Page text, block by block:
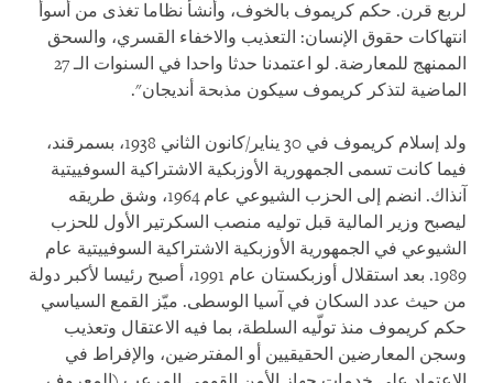
لربع قرن. حكم كريموف بالخوف، وأنشأ نظاما تغذى من أسوأ
انتهاكات حقوق الإنسان: التعذيب والاخفاء القسري، والسحق
الممنهج للمعارضة. لو اعتمدنا حدثا واحدا في السنوات الـ 27
الماضية لتذكر كريموف سيكون مذبحة أنديجان".
ولد إسلام كريموف في 30 يناير/كانون الثاني 1938، بسمرقند،
فيما كانت تسمى الجمهورية الأوزبكية الاشتراكية السوفييتية
آنذاك. انضم إلى الحزب الشيوعي عام 1964، وشق طريقه
ليصبح وزير المالية قبل توليه منصب السكرتير الأول للحزب
الشيوعي في الجمهورية الأوزبكية الاشتراكية السوفييتية عام
1989. بعد استقلال أوزبكستان عام 1991، أصبح رئيسا لأكبر دولة
من حيث عدد السكان في آسيا الوسطى. ميّز القمع السياسي
حكم كريموف منذ تولّيه السلطة، بما فيه الاعتقال وتعذيب
وسجن المعارضين الحقيقيين أو المفترضين، والإفراط في